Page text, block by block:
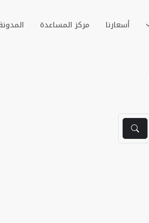
أسعارنا مركز المساعدة